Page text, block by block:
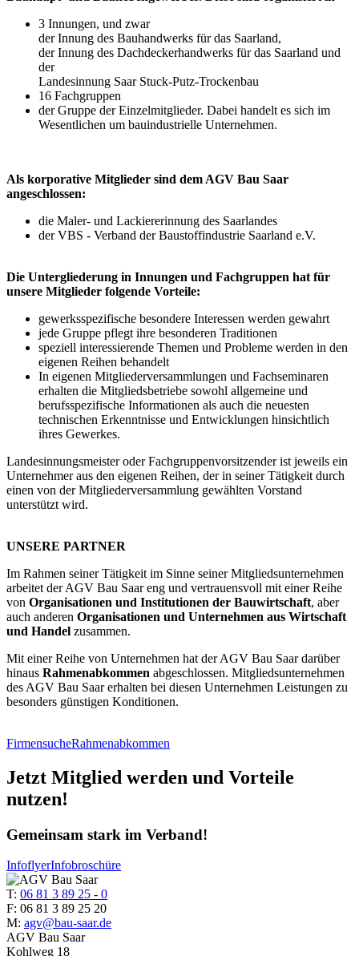
3 Innungen, und zwar
der Innung des Bauhandwerks für das Saarland,
der Innung des Dachdeckerhandwerks für das Saarland und
der
Landesinnung Saar Stuck-Putz-Trockenbau
16 Fachgruppen
der Gruppe der Einzelmitglieder. Dabei handelt es sich im
Wesentlichen um bauindustrielle Unternehmen.
Als korporative Mitglieder sind dem AGV Bau Saar
angeschlossen:
die Maler- und Lackiererinnung des Saarlandes
der VBS - Verband der Baustoffindustrie Saarland e.V.
Die Untergliederung in Innungen und Fachgruppen hat für
unsere Mitglieder folgende Vorteile:
gewerksspezifische besondere Interessen werden gewahrt
jede Gruppe pflegt ihre besonderen Traditionen
speziell interessierende Themen und Probleme werden in den
eigenen Reihen behandelt
In eigenen Mitgliederversammlungen und Fachseminaren
erhalten die Mitgliedsbetriebe sowohl allgemeine und
berufsspezifische Informationen als auch die neuesten
technischen Erkenntnisse und Entwicklungen hinsichtlich
ihres Gewerkes.
Landesinnungsmeister oder Fachgruppenvorsitzender ist jeweils ein
Unternehmer aus den eigenen Reihen, der in seiner Tätigkeit durch
einen von der Mitgliederversammlung gewählten Vorstand
unterstützt wird.
UNSERE PARTNER
Im Rahmen seiner Tätigkeit im Sinne seiner Mitgliedsunternehmen
arbeitet der AGV Bau Saar eng und vertrauensvoll mit einer Reihe
von Organisationen und Institutionen der Bauwirtschaft, aber
auch anderen Organisationen und Unternehmen aus Wirtschaft
und Handel zusammen.
Mit einer Reihe von Unternehmen hat der AGV Bau Saar darüber
hinaus Rahmenabkommen abgeschlossen. Mitgliedsunternehmen
des AGV Bau Saar erhalten bei diesen Unternehmen Leistungen zu
besonders günstigen Konditionen.
FirmensucheRahmenabkommen
Jetzt Mitglied werden und Vorteile
nutzen!
Gemeinsam stark im Verband!
InfoflyerInfobroschüre
T: 06 81 3 89 25 - 0
F: 06 81 3 89 25 20
M: agv@bau-saar.de
AGV Bau Saar
Kohlweg 18